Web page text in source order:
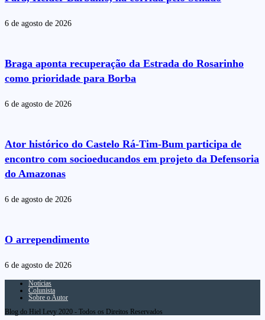
6 de agosto de 2026
Braga aponta recuperação da Estrada do Rosarinho
como prioridade para Borba
6 de agosto de 2026
Ator histórico do Castelo Rá-Tim-Bum participa de
encontro com socioeducandos em projeto da Defensoria
do Amazonas
6 de agosto de 2026
O arrependimento
6 de agosto de 2026
Notícias
Colunista
Sobre o Autor
Blog do Hiel Levy 2020 - Todos os Direitos Reservados